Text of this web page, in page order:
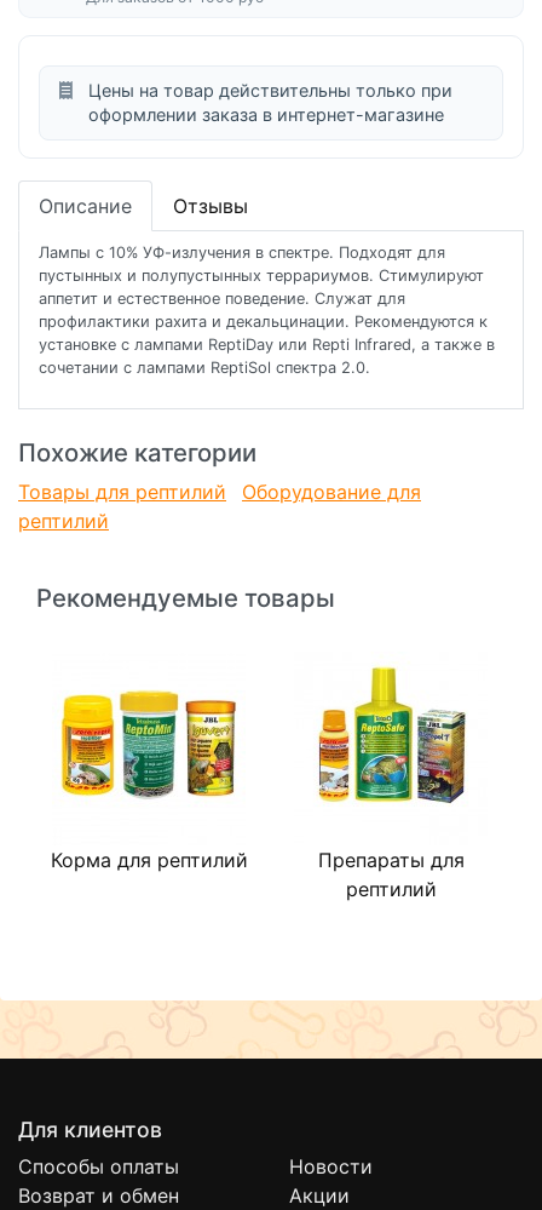
Цены на товар действительны только при
оформлении заказа в интернет-магазине
Описание Отзывы
Лампы с 10% УФ-излучения в спектре. Подходят для
пустынных и полупустынных террариумов. Стимулируют
аппетит и естественное поведение. Служат для
профилактики рахита и декальцинации. Рекомендуются к
установке с лампами ReptiDay или Repti Infrared, а также в
сочетании с лампами ReptiSol спектра 2.0.
Похожие категории
Товары для рептилий
Оборудование для
рептилий
Рекомендуемые товары
Корма для рептилий
Препараты для
рептилий
Для клиентов
Способы оплаты
Возврат и обмен
Новости
Акции